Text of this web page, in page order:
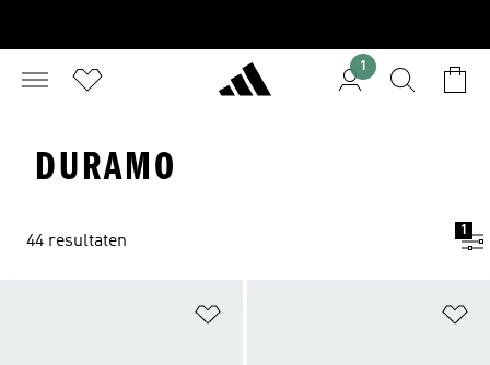
1
DURAMO
44 resultaten
1